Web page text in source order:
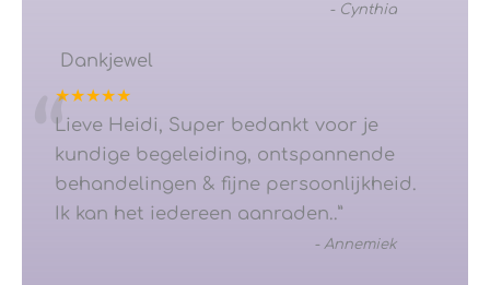
- Cynthia
Dankjewel
★★★★★
“Lieve Heidi, Super bedankt voor je
kundige begeleiding, ontspannende
behandelingen & fijne persoonlijkheid.
Ik kan het iedereen aanraden..”
-Annemiek